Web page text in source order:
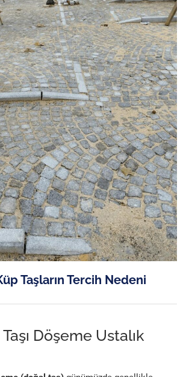
Taşların Tercih Nedeni
Döşeme Ustalık